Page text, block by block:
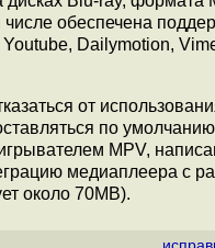
обеспечена
Dailymotion,
от
по
MPV,
медиаплеера с
около 70MB).